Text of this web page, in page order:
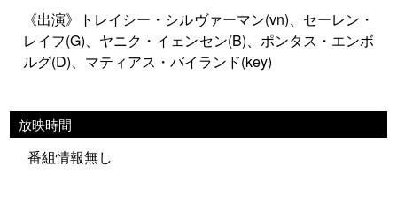
《出演》トレイシー・シルヴァーマン(vn)、セーレン・
レイフ(G)、ヤニク・イェンセン(B)、ポンタス・エンボ
ルグ(D)、マティアス・バイランド(key)
放映時間
番組情報無し